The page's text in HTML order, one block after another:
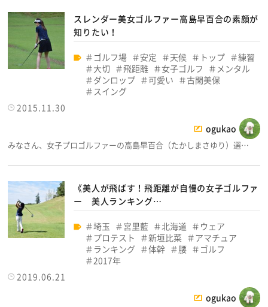
スレンダー美女ゴルファー高島早百合の素顔が
知りたい！
ゴルフ場 安定 天候 トップ
練習
大切
飛距離 女子ゴルフ
メンタル
ダンロップ
可愛い
古閑美保
スイング
2015.11.30
ogukao
みなさん、女子プロゴルファーの高島早百合（たかしまさゆり）選…
《美人が飛ばす！飛距離が自慢の女子ゴルファ
ー 美人ランキング…
埼玉 宮里藍 北海道
ウェア
プロテスト
新垣比菜
アマチュア
ランキング
体幹 腰
ゴルフ
2017年
2019.06.21
ogukao